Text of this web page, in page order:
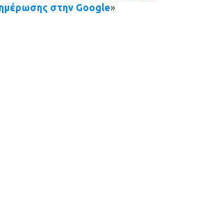
στην Google»